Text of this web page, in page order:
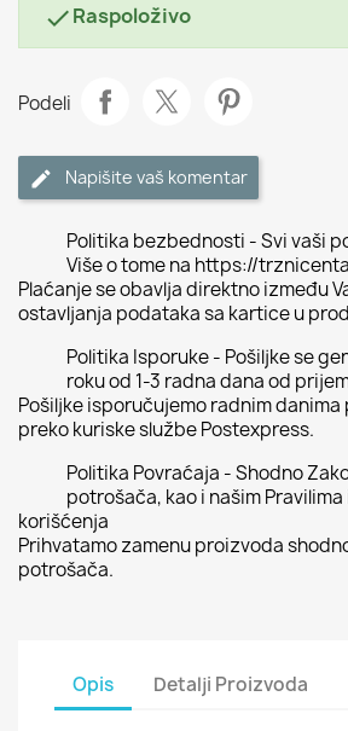
Raspoloživo
Podeli
Napišite vaš komentar
Politika bezbednosti - Svi vaši
Više o tome na https://
Plaćanje se obavlja direktno između
ostavljanja podataka sa kartice u
Politika Isporuke - Pošiljke se
roku od 1-3 radna dana od
Pošiljke isporučujemo radnim
preko kuriske službe Postexpress.
Politika Povraćaja - Shodno
potrošača, kao i našim Pravilima
korišćenja
Prihvatamo zamenu proizvoda
potrošača.
Opis Detalji Proizvoda